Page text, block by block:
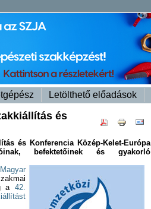
Letölthető előadások
és
és Konferencia Közép-Kelet-Európa
befektetőinek és gyakorló
Magyar
a 42.